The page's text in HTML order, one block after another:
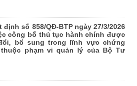
định số 858/QĐ-BTP ngày 27/3/2026
công bố thủ tục hành chính được
bổ sung trong lĩnh vực chứng
phạm vi quản lý của Bộ Tư